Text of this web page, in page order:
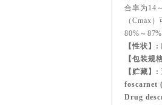
合率为14
（Cmax
80%～
【性状】:
【包装规
【贮藏】:
foscarnet
Drug